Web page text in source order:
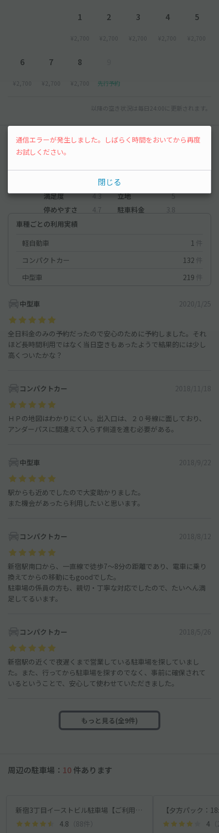
1
¥2,700
2
¥2,700
3
¥2,700
4
¥2,700
5
¥2,700
6
¥2,700
7
¥2,700
8
¥2,700 先行予約
以降の空き状況は毎日24:00に更新されます。
レビュー
4.3（15件）
満足度 4.3 立地
5
停めやすさ
4.7 駐車料金
3.8
車種ごとの利用実績
軽自動車
1 件
コンパクトカー
132 件
中型車
219 件
中型車 2020/1/25
全日料金のみの予約だったので安心のために予約しました。それ
ほど長時間利用ではなく当日空きもあったようで結果的には少し
高くついたかな？
コンパクトカー 2018/11/18
ＨＰの地図はわかりにくい。出入口は、２０号線に面しており、
アンダーパスに間違えて入らず側道を進む必要がある。
中型車 2018/9/22
駅からも近めでしたので大変助かりました。
また機会があったら利用したいと思います。
コンパクトカー 2018/8/12
新宿駅南口から、一直線で徒歩7〜8分の距離であり、電車に乗り
換えてからの移動にもgoodでした。
駐車場の係員の方も、親切・丁寧な対応でしたので、たいへん満
足してるいます。
コンパクトカー 2018/5/26
新宿駅の近くで夜遅くまで営業している駐車場を探していまし
た。また、行ってから駐車場を探すのでなく、事前に確保されて
いるということで、安心して使わせていただきました。
もっと見る(全9件)
周辺の駐車場： 10 件あります
新宿3丁目イーストビル駐車場【ご利用時間:8:00~23:00】
4.8 （88件） 4
通信エラーが発生しました。しばらく時間をおいてから再度
お試しください。
閉じる